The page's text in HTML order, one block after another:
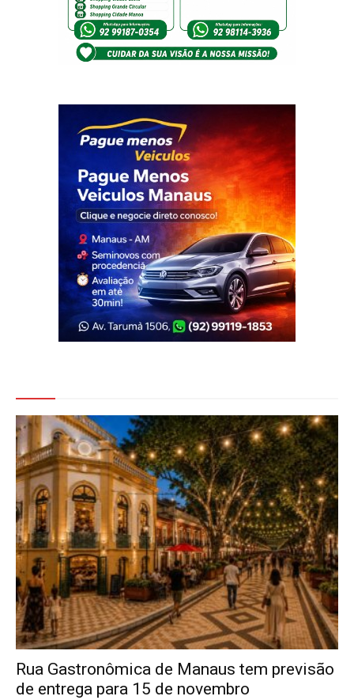
Rua Gastronômica de Manaus tem previsão
de entrega para 15 de novembro